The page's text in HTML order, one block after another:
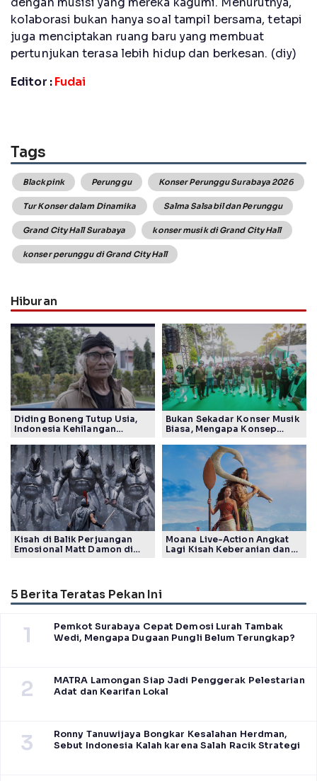
kolaborasi bukan hanya soal tampil bersama, tetapi
juga menciptakan ruang baru yang membuat
pertunjukan terasa lebih hidup dan berkesan. (diy)
Editor :Fudai
Tags
Blackpink Perunggu Konser Perunggu Surabaya 2026
Tur Konser dalam Dinamika Salma Salsabil dan Perunggu
Grand City Hall Surabaya konser musik di Grand City Hall
konser perunggu di Grand City Hall
Hiburan
Diding Boneng Tutup Usia,
Indonesia Kehilangan
Generasi
Bukan Sekadar Konser Musik
Biasa, Mengapa Konsep
Tuai Pujian Banyak Pihak
Kisah di Balik Perjuangan
Emosional Matt Damon di
Moana Live-Action Angkat
Lagi Kisah Keberanian dan
5 Berita Teratas Pekan Ini
1
Pemkot Surabaya Cepat Demosi Lurah Tambak
Wedi, Mengapa Dugaan Pungli Belum Terungkap?
2
MATRA Lamongan Siap Jadi Penggerak Pelestarian
Adat dan Kearifan Lokal
3
Ronny Tanuwijaya Bongkar Kesalahan Herdman,
Sebut Indonesia Kalah karena Salah Racik Strategi